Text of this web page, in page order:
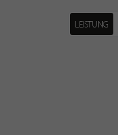
LEISTUNG